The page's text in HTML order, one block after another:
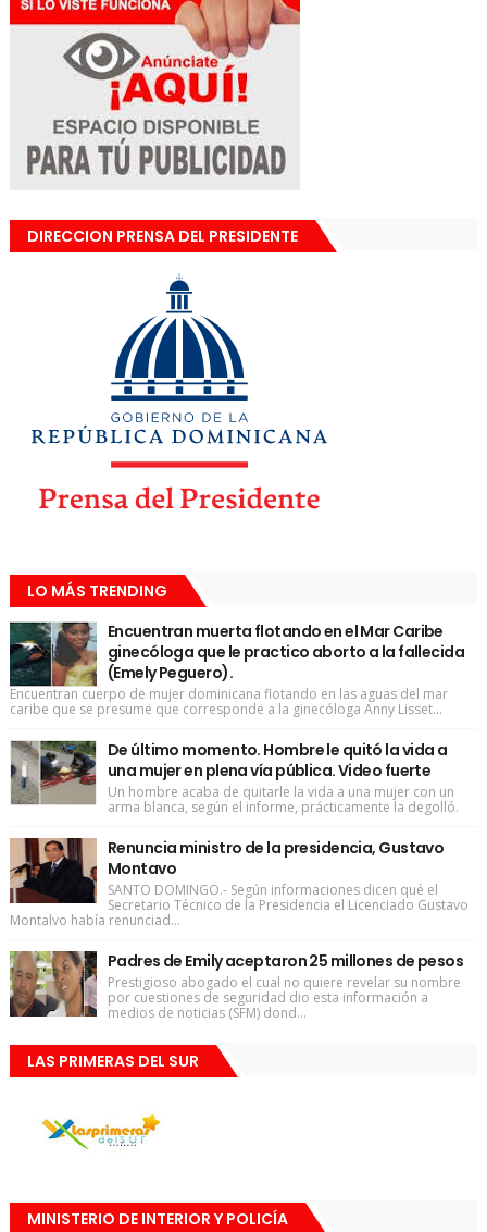
DIRECCION PRENSA DEL PRESIDENTE
LO MÁS TRENDING
Encuentran muerta flotando en el Mar Caribe
ginecóloga que le practico aborto a la fallecida
(Emely Peguero).
Encuentran cuerpo de mujer dominicana flotando en las aguas del mar
caribe que se presume que corresponde a la ginecóloga Anny Lisset...
De último momento. Hombre le quitó la vida a
una mujer en plena vía pública. Video fuerte
Un hombre acaba de quitarle la vida a una mujer con un
arma blanca, según el informe, prácticamente la degolló.
Renuncia ministro de la presidencia, Gustavo
Montavo
SANTO DOMINGO.- Según informaciones dicen qué el
Secretario Técnico de la Presidencia el Licenciado Gustavo
Montalvo había renunciad...
Padres de Emily aceptaron 25 millones de pesos
Prestigioso abogado el cual no quiere revelar su nombre
por cuestiones de seguridad dio esta información a
medios de noticias (SFM) dond...
LAS PRIMERAS DEL SUR
MINISTERIO DE INTERIOR Y POLICÍA